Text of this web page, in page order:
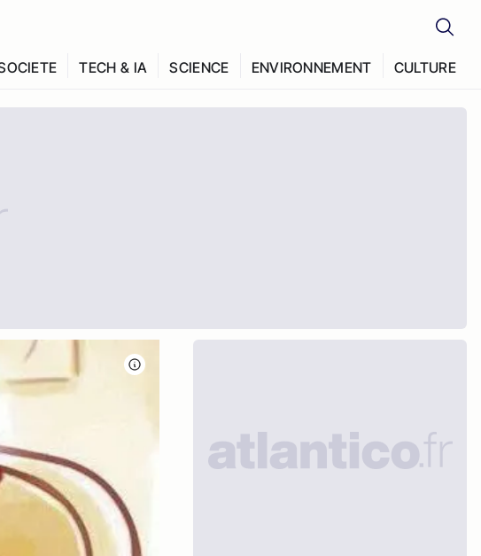
TECH & IA SCIENCE ENVIRONNEMENT CULTURE